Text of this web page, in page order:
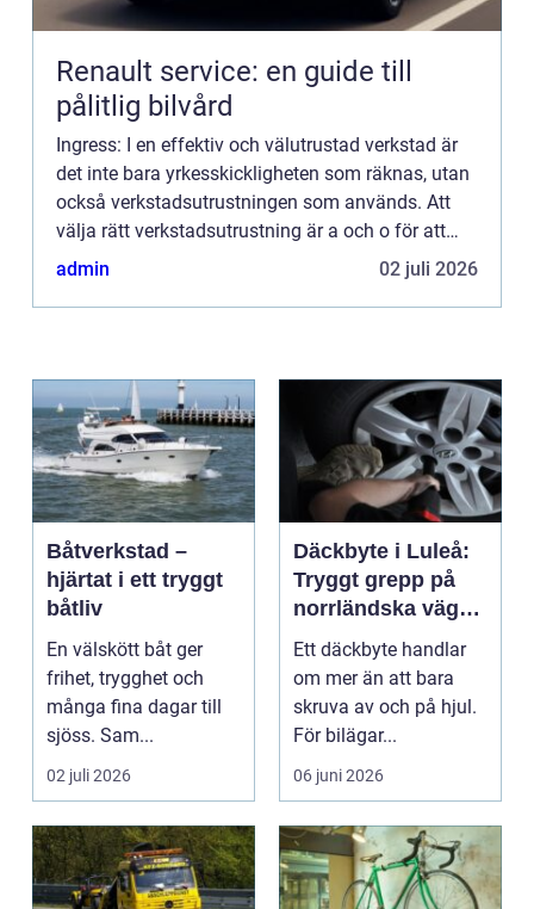
Renault service: en guide till
pålitlig bilvård
Ingress: I en effektiv och välutrustad verkstad är
det inte bara yrkesskickligheten som räknas, utan
också verkstadsutrustningen som används. Att
välja rätt verkstadsutrustning är a och o för att
uppn&ari...
admin 02 juli 2026
Båtverkstad –
hjärtat i ett tryggt
båtliv
En välskött båt ger
frihet, trygghet och
många fina dagar till
sjöss. Sam...
02 juli 2026
Däckbyte i Luleå:
Tryggt grepp på
norrländska vägar
året runt
Ett däckbyte handlar
om mer än att bara
skruva av och på hjul.
För bilägar...
06 juni 2026